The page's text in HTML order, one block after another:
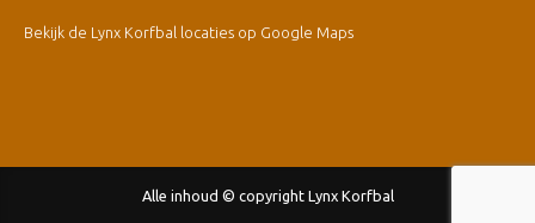
Bekijk de Lynx Korfbal locaties op Google Maps
Alle inhoud © copyright Lynx Korfbal